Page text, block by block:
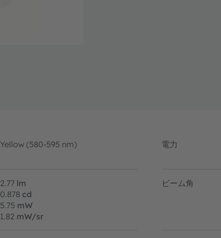
Yellow (580-595 nm) 電力
2.77 lm
0.878 cd
5.75 mW
1.82 mW/sr
ビーム角